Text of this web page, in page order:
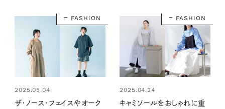
FASHION
2025.05.04
ザ・ノース・フェイスやオーク
FASHION
2025.04.24
キャミソールをおしゃれに重